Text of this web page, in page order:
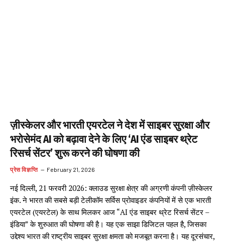
ज़ीस्केलर और भारती एयरटेल ने देश में साइबर सुरक्षा और
भरोसेमंद AI को बढ़ावा देने के लिए ‘AI एंड साइबर थ्रेट
रिसर्च सेंटर’ शुरू करने की घोषणा की
प्रेस विज्ञप्ति February 21, 2026
नई दिल्ली, 21 फरवरी 2026: क्लाउड सुरक्षा क्षेत्र की अग्रणी कंपनी ज़ीस्केलर
इंक. ने भारत की सबसे बड़ी टेलीकॉम सर्विस प्रोवाइडर कंपनियों में से एक भारती
एयरटेल (एयरटेल) के साथ मिलकर आज “AI एंड साइबर थ्रेट रिसर्च सेंटर –
इंडिया” के शुरुआत की घोषणा की है। यह एक साझा डिजिटल पहल है, जिसका
उद्देश्य भारत की राष्ट्रीय साइबर सुरक्षा क्षमता को मजबूत करना है। यह दूरसंचार,